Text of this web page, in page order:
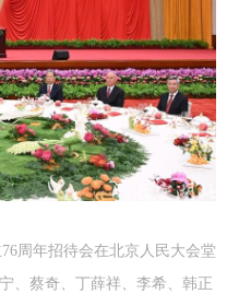
周年招待会在北京人民大会堂
、蔡奇、丁薛祥、李希、韩正